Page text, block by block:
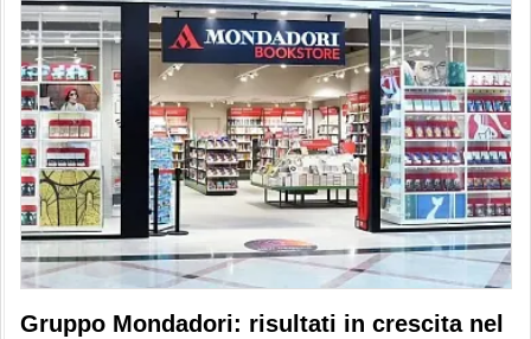
Gruppo Mondadori: risultati in crescita nel